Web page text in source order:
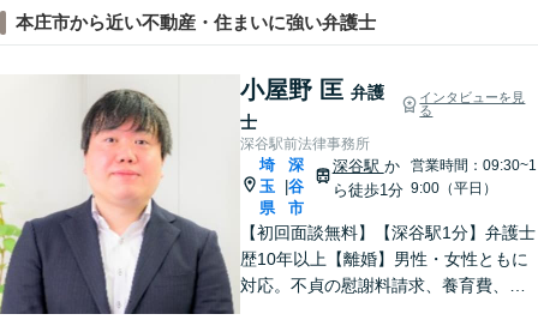
本庄市から近い不動産・住まいに強い弁護士
小屋野 匡 弁護
士
インタビューを見
る
深谷駅前法律事務所
埼
玉
県
深
谷
市
深谷駅 か
ら徒歩1分
営業時間：09:30~1
9:00（平日）
【初回面談無料】【深谷駅1分】弁護士
歴10年以上【離婚】男性・女性ともに
対応。不貞の慰謝料請求、養育費、協